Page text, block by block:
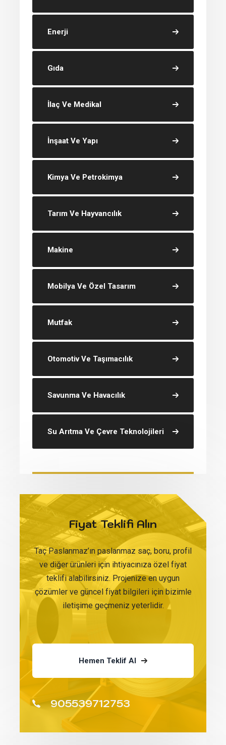
Enerji
Gıda
İlaç Ve Medikal
İnşaat Ve Yapı
Kimya Ve Petrokimya
Tarım Ve Hayvancılık
Makine
Mobilya Ve Özel Tasarım
Mutfak
Otomotiv Ve Taşımacılık
Savunma Ve Havacılık
Su Arıtma Ve Çevre Teknolojileri
Fiyat Teklifi Alın
Taç Paslanmaz’ın paslanmaz saç, boru, profil
ve diğer ürünleri için ihtiyacınıza özel fiyat
teklifi alabilirsiniz. Projenize en uygun
çözümler ve güncel fiyat bilgileri için bizimle
iletişime geçmeniz yeterlidir.
Hemen Teklif Al
905539712753